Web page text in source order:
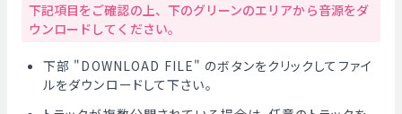
下記項目をご確認の上、下のグリーンのエリアから音源をダ
ウンロードしてください。
下部 "DOWNLOAD FILE" のボタンをクリックしてファイ
ルをダウンロードして下さい。